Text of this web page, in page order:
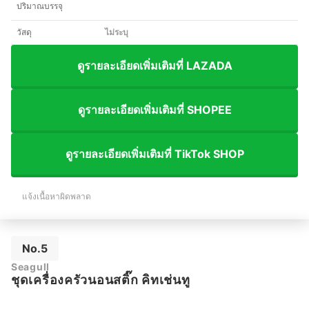
ปริมาณบรรจุ
วัสดุ ไม่ระบุ
ดูรายละเอียดเพิ่มเติมที่ LAZADA
ดูรายละเอียดเพิ่มเติมที่ SHOPEE
ดูรายละเอียดเพิ่มเติมที่ TikTok SHOP
แจ้งเนื้อหาผิดพลาด
No.5
Seagull
ชุดเครื่องครัวนอนสติ๊ก คิทเช่นทู